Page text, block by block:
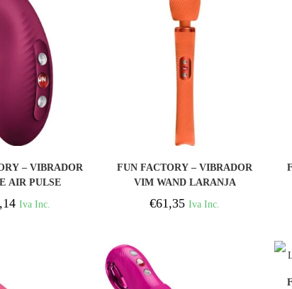
– VIBRADOR
AIR PULSE
VINHO
Iva Inc.
FUN FACTORY – VIBRADOR
VIM WAND LARANJA
€61,35 Iva Inc.